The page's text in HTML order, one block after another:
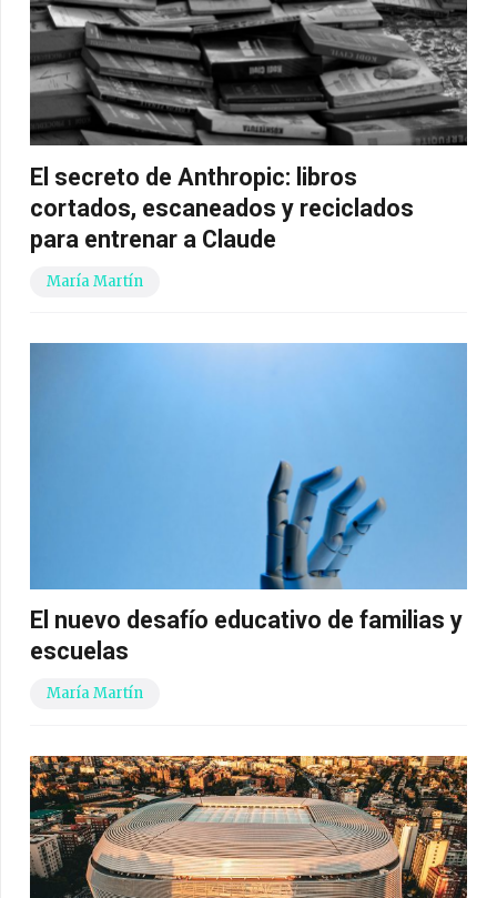
El secreto de Anthropic: libros
cortados, escaneados y reciclados
para entrenar a Claude
María Martín
El nuevo desafío educativo de familias y
escuelas
María Martín